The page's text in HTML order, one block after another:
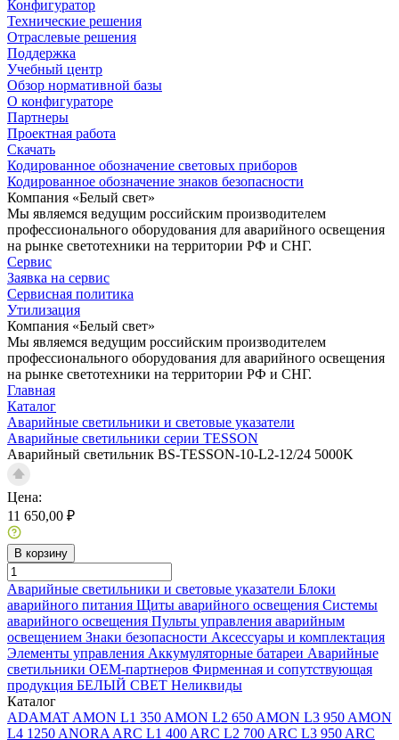
Конфигуратор
Технические решения
Отраслевые решения
Поддержка
Учебный центр
Обзор нормативной базы
О конфигураторе
Партнеры
Проектная работа
Скачать
Кодированное обозначение световых приборов
Кодированное обозначение знаков безопасности
Компания «Белый свет»
Мы являемся ведущим российским производителем
профессионального оборудования для аварийного освещения
на рынке светотехники на территории РФ и СНГ.
Сервис
Заявка на сервис
Сервисная политика
Утилизация
Компания «Белый свет»
Мы являемся ведущим российским производителем
профессионального оборудования для аварийного освещения
на рынке светотехники на территории РФ и СНГ.
Главная
Каталог
Аварийные светильники и световые указатели
Аварийные светильники серии TESSON
Аварийный светильник BS-TESSON-10-L2-12/24 5000K
Цена:
11 650,00 ₽
В корзину
Аварийные светильники и световые указатели Блоки
аварийного питания Щиты аварийного освещения Системы
аварийного освещения Пульты управления аварийным
освещением Знаки безопасности Аксессуары и комплектация
Элементы управления Аккумуляторные батареи Аварийные
светильники ОЕМ-партнеров Фирменная и сопутствующая
продукция БЕЛЫЙ СВЕТ Неликвиды
Каталог
ADAMAT AMON L1 350 AMON L2 650 AMON L3 950 AMON
L4 1250 ANORA ARC L1 400 ARC L2 700 ARC L3 950 ARC